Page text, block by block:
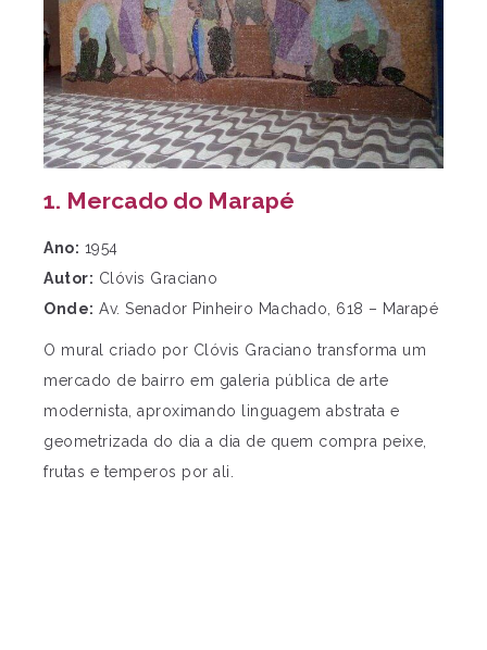
1. Mercado do Marapé
Ano: 1954
Autor: Clóvis Graciano
Onde: Av. Senador Pinheiro Machado, 618 – Marapé
O mural criado por Clóvis Graciano transforma um
mercado de bairro em galeria pública de arte
modernista, aproximando linguagem abstrata e
geometrizada do dia a dia de quem compra peixe,
frutas e temperos por ali.